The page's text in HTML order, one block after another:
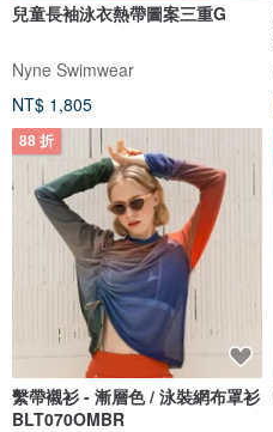
兒童長袖泳衣熱帶圖案三重G
Nyne Swimwear
NT$ 1,805
88 折
繫帶襯衫 - 漸層色 / 泳裝網布罩衫
BLT070OMBR